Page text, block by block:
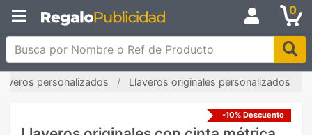
0
Busca por Nombre o Ref de Producto
personalizados Llaveros originales personalizados
-10% Descuento